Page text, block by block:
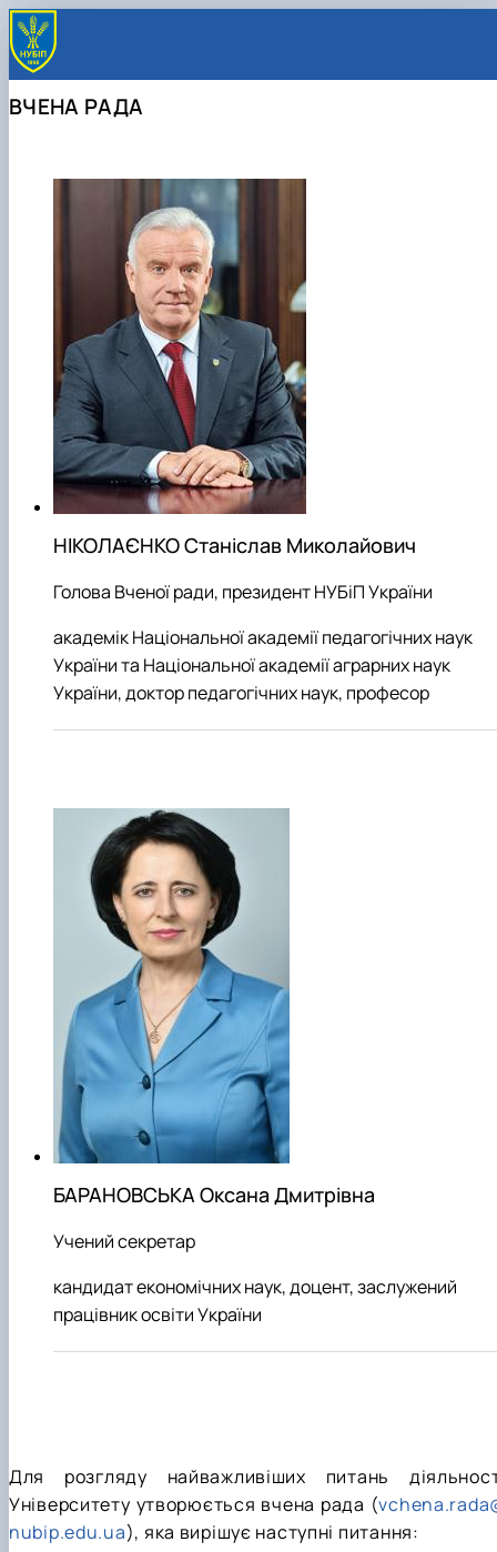
ВЧЕНА РАДА
НІКОЛАЄНКО Станіслав Миколайович
Голова Вченої ради, президент НУБіП України
академік Національної академії педагогічних наук
України та Національної академії аграрних наук
України, доктор педагогічних наук, професор
БАРАНОВСЬКА Оксана Дмитрівна
Учений секретар
кандидат економічних наук, доцент, заслужений
працівник освіти України
Для розгляду найважливіших питань
Університету утворюється вчена рада (
nubip.edu.ua), яка вирішує наступні питання: